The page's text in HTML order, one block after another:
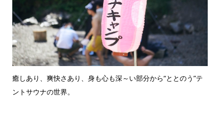
癒しあり、爽快さあり、身も心も深～い部分から“ととのう”テ
ントサウナの世界。